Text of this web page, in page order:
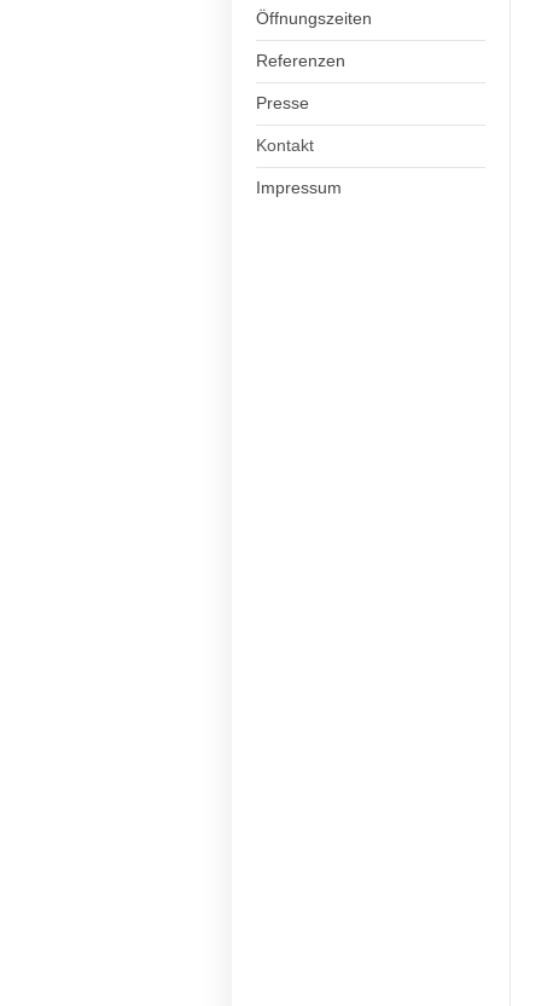
Öffnungszeiten
Referenzen
Presse
Kontakt
Impressum